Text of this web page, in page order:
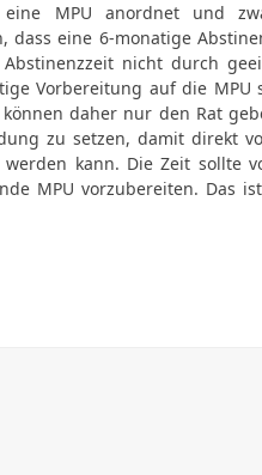
eine MPU anordnet und
dass eine 6-monatige
nicht durch
Vorbereitung auf die MPU
daher nur den Rat
zu setzen, damit direkt
kann. Die Zeit sollte
MPU vorzubereiten. Das